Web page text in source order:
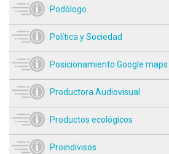
Podólogo
Política y Sociedad
Posicionamiento Google maps
Productora Audiovisual
Productos ecológicos
Proindivisos